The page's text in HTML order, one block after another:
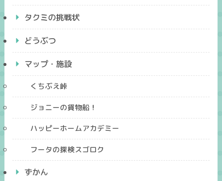
タクミの挑戦状
どうぶつ
マップ・施設
くちぶえ峠
ジョニーの貨物船！
ハッピーホームアカデミー
フータの探検スゴロク
ずかん